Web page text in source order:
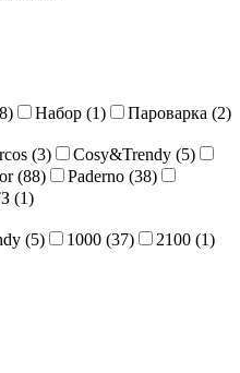
) Набор (1) Пароварка (2)
(3) Cosy&Trendy (5)
(88) Paderno (38)
(1)
(5) 1000 (37) 2100 (1)